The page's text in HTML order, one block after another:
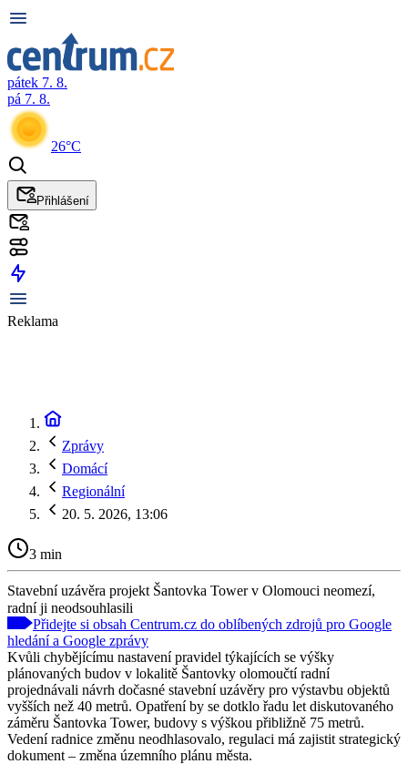
pátek 7. 8.
pá 7. 8.
26°C
Přihlášení
Reklama
Zprávy
Domácí
Regionální
20. 5. 2026, 13:06
3 min
Stavební uzávěra projekt Šantovka Tower v Olomouci neomezí,
radní ji neodsouhlasili
Přidejte si obsah Centrum.cz do oblíbených zdrojů pro Google
hledání a Google zprávy
Kvůli chybějícímu nastavení pravidel týkajících se výšky
plánovaných budov v lokalitě Šantovky olomoučtí radní
projednávali návrh dočasné stavební uzávěry pro výstavbu objektů
vyšších než 40 metrů. Opatření by se dotklo řadu let diskutovaného
záměru Šantovka Tower, budovy s výškou přibližně 75 metrů.
Vedení radnice změnu neodhlasovalo, regulaci má zajistit strategický
dokument – změna územního plánu města.